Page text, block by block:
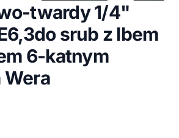
twardy 1/4"
srub z lbem
6-katnym